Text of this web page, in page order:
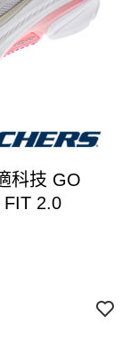
科技 GO
FIT 2.0